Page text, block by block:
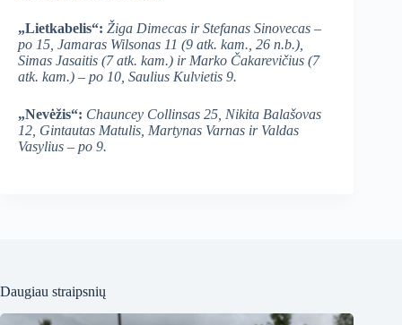
„Lietkabelis“: Žiga Dimecas ir Stefanas Sinovecas –
po 15, Jamaras Wilsonas 11 (9 atk. kam., 26 n.b.),
Simas Jasaitis (7 atk. kam.) ir Marko Čakarevičius (7
atk. kam.) – po 10, Saulius Kulvietis 9.
„Nevėžis“: Chauncey Collinsas 25, Nikita Balašovas
12, Gintautas Matulis, Martynas Varnas ir Valdas
Vasylius – po 9.
Daugiau straipsnių